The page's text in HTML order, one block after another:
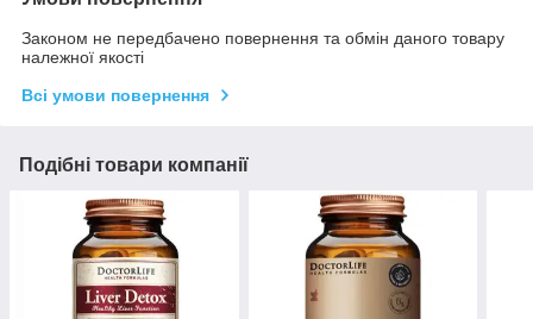
Законом не передбачено повернення та обмін даного товару
належної якості
Всі умови повернення
Подібні товари компанії